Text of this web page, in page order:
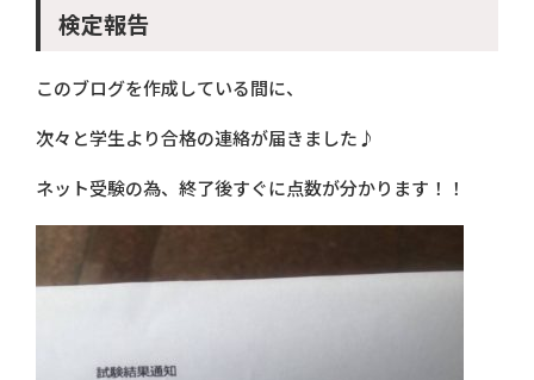
検定報告
このブログを作成している間に、
次々と学生より合格の連絡が届きました♪
ネット受験の為、終了後すぐに点数が分かります！！